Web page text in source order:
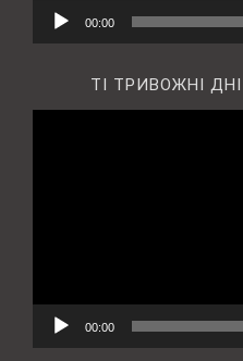
00:00
ТІ ТРИВОЖНІ
00:00